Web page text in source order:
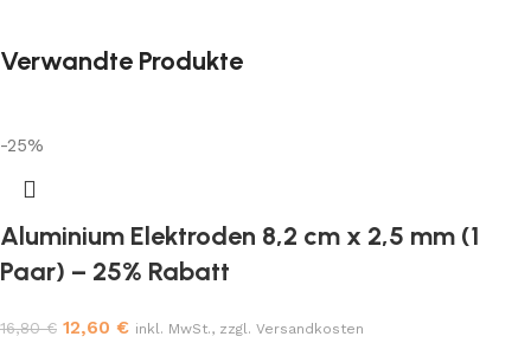
Verwandte Produkte
-25%
Aluminium Elektroden 8,2 cm x 2,5 mm (1
Paar) – 25% Rabatt
16,80€ 12,60 € inkl. MwSt., zzgl. Versandkosten